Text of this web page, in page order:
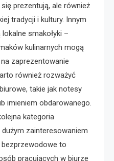
prezentują, ale również
tradycji i kultury. Innym
smakołyki –
kulinarnych mogą
zaprezentowanie
również rozważyć
takie jak notesy
imieniem obdarowanego.
kategoria
zainteresowaniem
bezprzewodowe to
pracujących w biurze